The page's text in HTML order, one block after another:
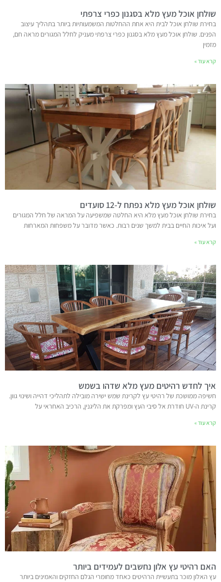
שולחן אוכל מעץ מלא בסגנון כפרי צרפתי
בחירת שולחן אוכל לבית היא אחת ההחלטות המשמעותיות ביותר בתהליך עיצוב
הפנים. שולחן אוכל מעץ מלא בסגנון כפרי צרפתי מעניק לחלל המגורים מראה חם,
מזמין
קרא עוד »
שולחן אוכל מעץ מלא נפתח ל-12 סועדים
בחירת שולחן אוכל מעץ מלא היא החלטה שמשפיעה על המראה של חלל המגורים
ועל איכות החיים בבית למשך שנים רבות. כאשר מדובר על משפחות המארחות
קרא עוד »
איך לחדש רהיטים מעץ מלא שדהו בשמש
חשיפה ממושכת של רהיטי עץ לקרינת שמש ישירה מובילה לתהליכי דהייה ושינוי גוון.
קרינת ה-UV חודרת אל סיבי העץ ומפרקת את הליגנין, הרכיב האחראי על
קרא עוד »
האם רהיטי עץ אלון נחשבים לעמידים ביותר
עץ האלון מוכר בתעשיית הרהיטים כאחד מחומרי הגלם החזקים והאמינים ביותר